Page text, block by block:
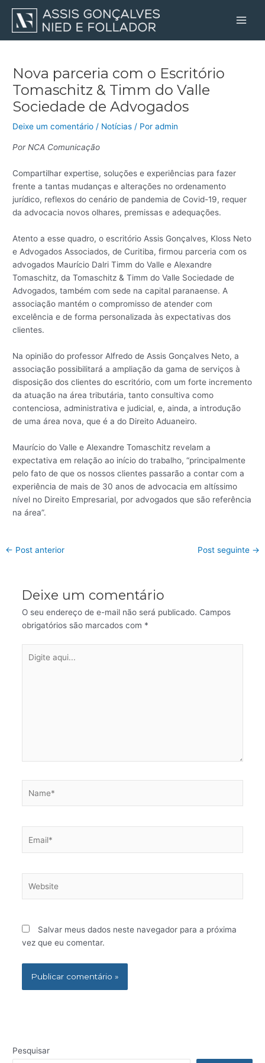
Nova parceria com o Escritório
Tomaschitz & Timm do Valle
Sociedade de Advogados
Deixe um comentário / Notícias / Poradmin
Por NCA Comunicação
Compartilhar expertise, soluções e experiências para fazer
frente a tantas mudanças e alterações no ordenamento
jurídico, reflexos do cenário de pandemia de Covid-19, requer
da advocacia novos olhares, premissas e adequações.
Atento a esse quadro, o escritório Assis Gonçalves, Kloss Neto
e Advogados Associados, de Curitiba, firmou parceria com os
advogados Maurício Dalri Timm do Valle e Alexandre
Tomaschitz, da Tomaschitz & Timm do Valle Sociedade de
Advogados, também com sede na capital paranaense. A
associação mantém o compromisso de atender com
excelência e de forma personalizada às expectativas dos
clientes.
Na opinião do professor Alfredo de Assis Gonçalves Neto, a
associação possibilitará a ampliação da gama de serviços à
disposição dos clientes do escritório, com um forte incremento
da atuação na área tributária, tanto consultiva como
contenciosa, administrativa e judicial, e, ainda, a introdução
de uma área nova, que é a do Direito Aduaneiro.
Maurício do Valle e Alexandre Tomaschitz revelam a
expectativa em relação ao início do trabalho, “principalmente
pelo fato de que os nossos clientes passarão a contar com a
experiência de mais de 30 anos de advocacia em altíssimo
nível no Direito Empresarial, por advogados que são referência
na área”.
navigation
← Post anterior Post seguinte →
Deixe um comentário
O seu endereço de e-mail não será publicado. Campos
obrigatórios são marcados com *
aqui...
Salvar meus dados neste navegador para a próxima
vez que eu comentar.
Pesquisar